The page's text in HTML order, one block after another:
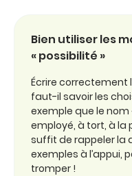
Bien utiliser les
« possibilité »
Écrire correctement
faut-il savoir les
exemple que le
employé, à tort, à la
suffit de rappeler la
exemples à l’appui,
tromper !